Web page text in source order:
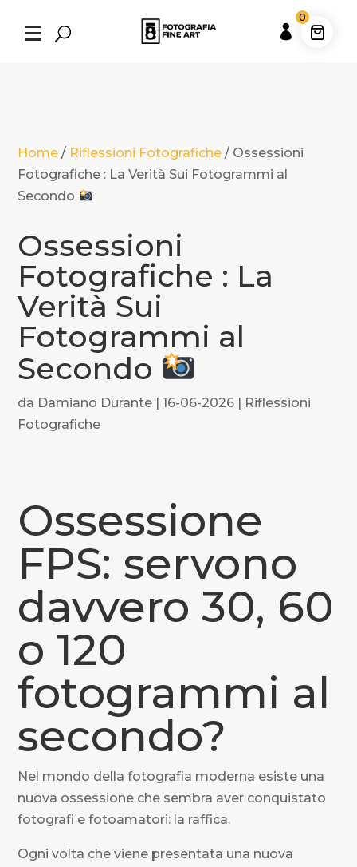

Home / Riflessioni Fotografiche / Ossessioni
Fotografiche : La Verità Sui Fotogrammi al
Secondo
Ossessioni
Fotografiche : La
Verità Sui
Fotogrammi al
Secondo
da Damiano Durante |16-06-2026
Riflessioni
Fotografiche
Ossessione
FPS: servono
davvero 30, 60
o 120
fotogrammi al
secondo?
Nel mondo della fotografia moderna esiste una
nuova ossessione che sembra aver conquistato
fotografi e fotoamatori: la raffica.
Ogni volta che viene presentata una nuova
0